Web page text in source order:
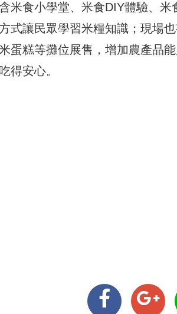
米食小學堂、米食DIY體驗、
式讓民眾學習米糧知識；現場
蛋糕等攤位展售，增加農產品
得安心。